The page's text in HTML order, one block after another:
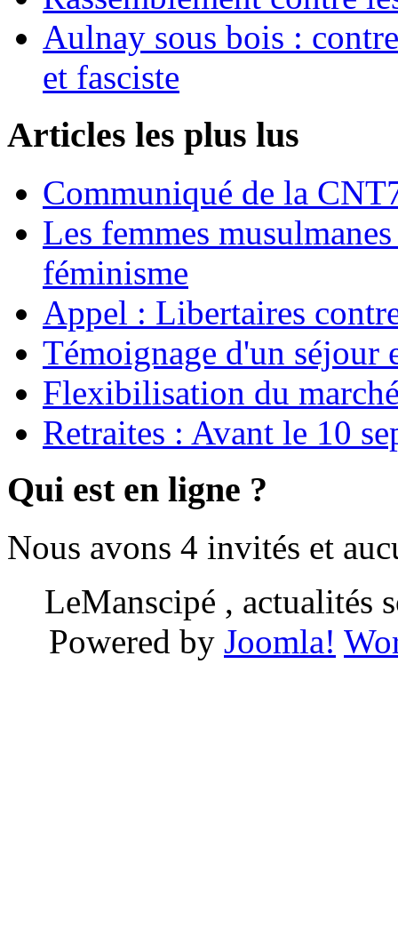
Aulnay sous bois :
et fasciste
Articles les plus lus
Communiqué de la
Les femmes
féminisme
Appel : Libertaires
Témoignage d'un séjour
Flexibilisation du
Retraites : Avant le 10
Qui est en ligne ?
Nous avons 4 invités et
LeManscipé , actualités
Powered by Joomla!